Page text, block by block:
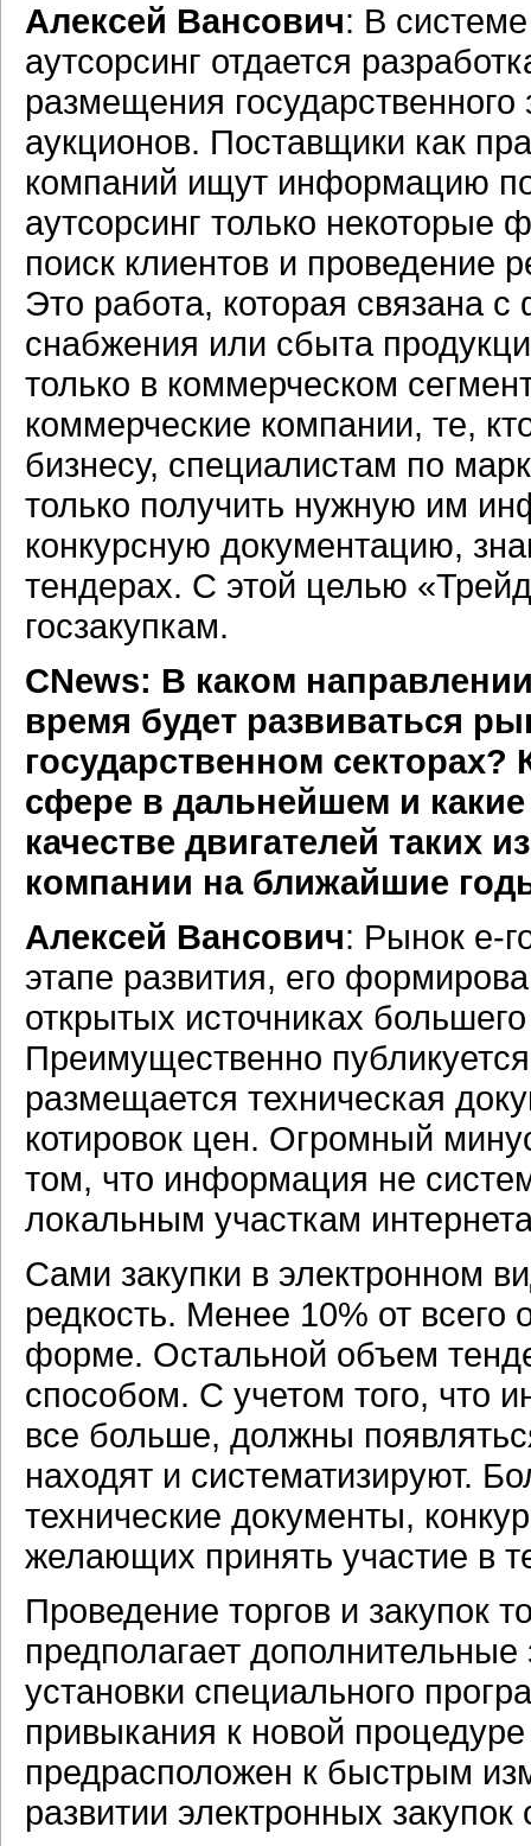
Алексей Вансович: В системе
аутсорсинг отдается
размещения
аукционов. Поставщики как
компаний ищут информацию
аутсорсинг только
поиск клиентов и проведение
Это работа, которая связана
снабжения или сбыта
только в коммерческом
коммерческие компании, те,
бизнесу, специалистам по
только получить нужную им
конкурсную документацию,
тендерах. С этой целью
госзакупкам.
CNews: В каком
время будет развиваться
государственном секторах?
сфере в дальнейшем и
качестве двигателей
компании на ближайшие
Алексей Вансович: Рынок e-
этапе развития, его
открытых источниках
Преимущественно
размещается техническая
котировок цен. Огромный
том, что информация не
локальным участкам
Сами закупки в электронном
редкость. Менее 10% от всего
форме. Остальной объем
способом. С учетом того, что
все больше, должны
находят и систематизируют.
технические документы,
желающих принять участие в
Проведение торгов и закупок
предполагает
установки специального
привыкания к новой
предрасположен к быстрым
развитии электронных